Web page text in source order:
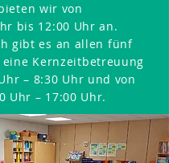
wir von
bis 12:00 Uhr an.
gibt es an allen fünf
eine Kernzeitbetreuung
– 8:30 Uhr und von
Uhr – 17:00 Uhr.